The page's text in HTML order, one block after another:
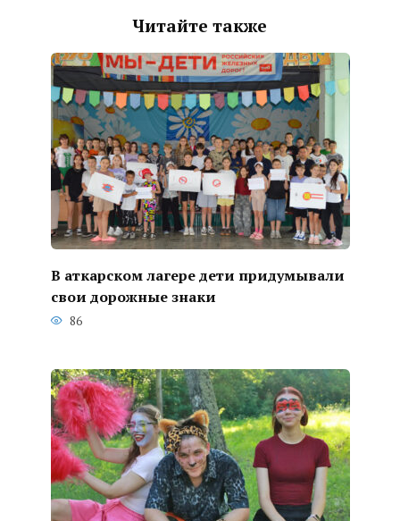
Читайте также
В аткарском лагере дети придумывали
свои дорожные знаки
86